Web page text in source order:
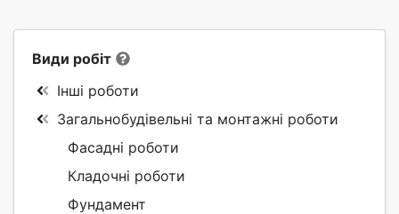
Види робіт
Інші роботи
Загальнобудівельні та монтажні роботи
Фасадні роботи
Кладочні роботи
Фундамент